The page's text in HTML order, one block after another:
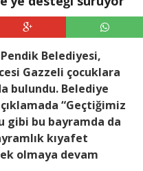
Belediyesi,
Gazzeli çocuklara
bulundu. Belediye
“Geçtiğimiz
gibi bu bayramda da
kıyafet
olmaya devam